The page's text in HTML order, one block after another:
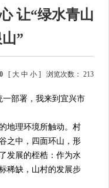
让“绿水青山
”
[ 大 中 小 ] 浏览次数： 213
部署，我来到宜兴市
理环境所触动。村
之中，四面环山，形
发展的桎梏：作为水
稀缺，山村的发展步